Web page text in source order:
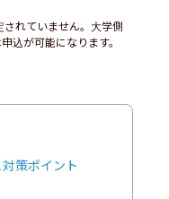
れていません。大学側
込が可能になります。
策ポイント